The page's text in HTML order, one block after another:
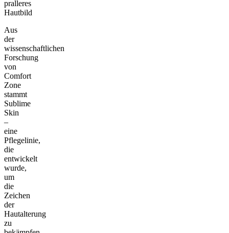
pralleres
Hautbild
Aus
der
wissenschaftlichen
Forschung
von
Comfort
Zone
stammt
Sublime
Skin
–
eine
Pflegelinie,
die
entwickelt
wurde,
um
die
Zeichen
der
Hautalterung
zu